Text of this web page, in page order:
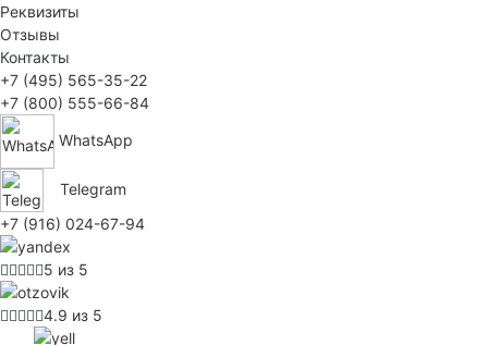
Реквизиты
Отзывы
Контакты
+7 (495) 565-35-22
+7 (800) 555-66-84
WhatsApp
Telegram
+7 (916) 024-67-94
5 из 5
4.9 из 5